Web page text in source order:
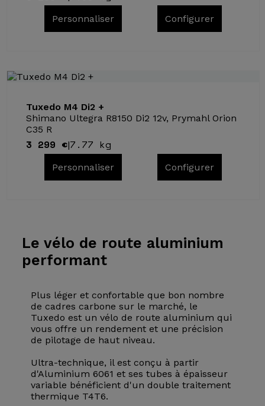
Personnaliser Configurer
Tuxedo M4 Di2 +
Shimano Ultegra R8150 Di2 12v, Prymahl Orion
C35 R
3 299 €|7.77 kg
Personnaliser Configurer
Le vélo de route aluminium
performant
Plus léger et confortable que bon nombre
de cadres carbone sur le marché, le
Tuxedo est un vélo de route aluminium qui
vous offre un rendement et une précision
de pilotage de haut niveau.
Ultra-technique, il est conçu à partir
d'Aluminium 6061 et ses tubes à épaisseur
variable bénéficient d'un double traitement
thermique T4T6.